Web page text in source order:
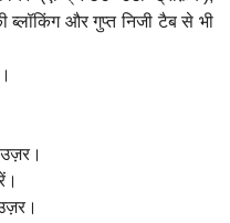
ब्लॉकिंग और गुप्त निजी टैब से भी